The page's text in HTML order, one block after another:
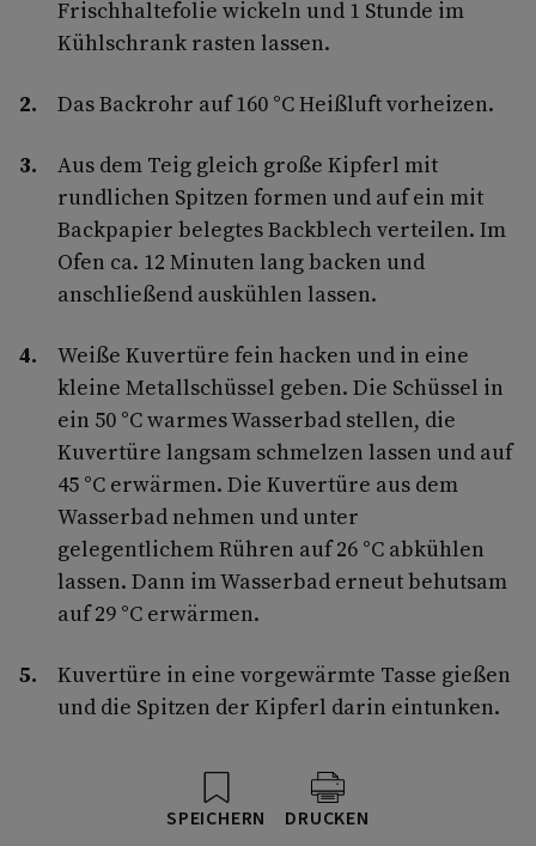
Frischhaltefolie wickeln und 1 Stunde im
Kühlschrank rasten lassen.
Das Backrohr auf 160 °C Heißluft vorheizen.
Aus dem Teig gleich große Kipferl mit
rundlichen Spitzen formen und auf ein mit
Backpapier belegtes Backblech verteilen. Im
Ofen ca. 12 Minuten lang backen und
anschließend auskühlen lassen.
Weiße Kuvertüre fein hacken und in eine
kleine Metallschüssel geben. Die Schüssel in
ein 50 °C warmes Wasserbad stellen, die
Kuvertüre langsam schmelzen lassen und auf
45 °C erwärmen. Die Kuvertüre aus dem
Wasserbad nehmen und unter
gelegentlichem Rühren auf 26 °C abkühlen
lassen. Dann im Wasserbad erneut behutsam
auf 29 °C erwärmen.
Kuvertüre in eine vorgewärmte Tasse gießen
und die Spitzen der Kipferl darin eintunken.
SPEICHERN DRUCKEN